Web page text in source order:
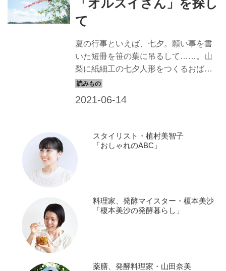
「オルスイさん」を探し
て
夏の行事といえば、七夕。願い事を書
いた短冊を笹の葉に吊るして……。山
梨に紙細工の七夕人形をつくるおばあ
ちゃんがいると聞いて、地方に根付く
スタイリスト・植村美智子
「おしゃれのABC」
料理家、発酵マイスター・榎本美沙
「榎本美沙の発酵暮らし」
薬膳、発酵料理家・山田奈美